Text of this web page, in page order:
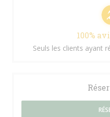
100%
Seuls les clients ayant